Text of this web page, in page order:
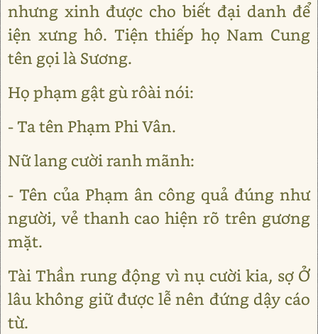
nhưng xinh được cho biết đại danh để
iện xưng hô. Tiện thiếp họ Nam Cung
tên gọi là Sương.
Họ phạm gật gù rôài nói:
- Ta tên Phạm Phi Vân.
Nữ lang cười ranh mãnh:
- Tên của Phạm ân công quả đúng như
người, vẻ thanh cao hiện rõ trên gương
mặt.
Tài Thần rung động vì nụ cười kia, sợ Ở
lâu không giữ được lễ nên đứng dậy cáo
từ.